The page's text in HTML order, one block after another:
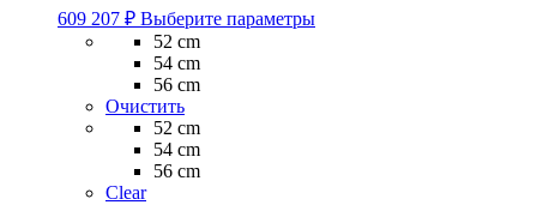
609 207 ₽ Выберите параметрыЭтот
52 cm
54 cm
56 cm
Очистить
52 cm
54 cm
56 cm
Clear